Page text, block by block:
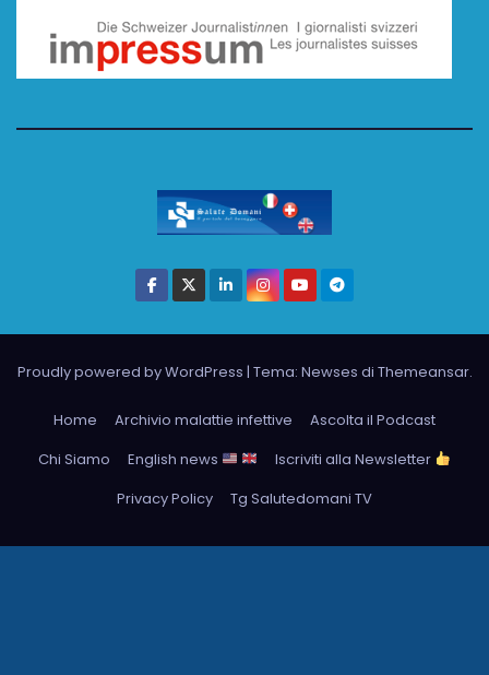
Proudly powered by WordPress | Tema: Newses di Themeansar.
Home Archivio malattie infettive
Ascolta il Podcast
Chi Siamo
English news
Iscriviti alla Newsletter
Privacy Policy
Tg Salutedomani TV